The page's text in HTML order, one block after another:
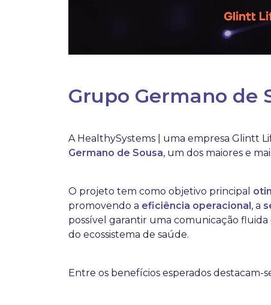
Grupo Germano de
A HealthySystems | uma empresa Glintt
Germano de Sousa, um dos maiores e
O projeto tem como objetivo principal
promovendo a eficiência operacional, a
possível garantir uma comunicação
do ecossistema de saúde.
Entre os benefícios esperados destacam-